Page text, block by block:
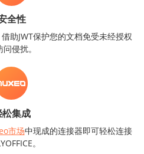
全性
助JWT保护您的文档免受未经授权
问侵扰。
松集成
市场中现成的连接器即可轻松连接
。